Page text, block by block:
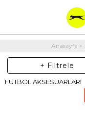
Anasayfa
+ Filtrele
FUTBOL AKSESUARLARI